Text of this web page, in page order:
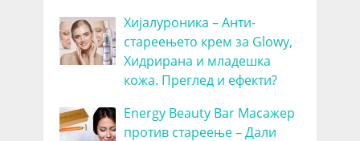
Хијалуроника – Анти-
стареењето крем за Glowy,
Хидрирана и младешка
кожа. Преглед и ефекти?
Energy Beauty Bar Масажер
против стареење – Дали